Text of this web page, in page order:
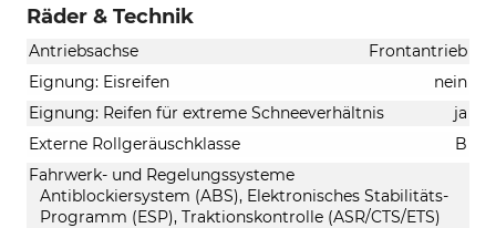
Räder & Technik
Antriebsachse
Frontantrieb
Eignung: Eisreifen
nein
Eignung: Reifen für extreme Schneeverhältnis
ja
Externe Rollgeräuschklasse
B
Fahrwerk- und Regelungssysteme
Antiblockiersystem (ABS), Elektronisches Stabilitäts-
Programm (ESP), Traktionskontrolle (ASR/CTS/ETS)